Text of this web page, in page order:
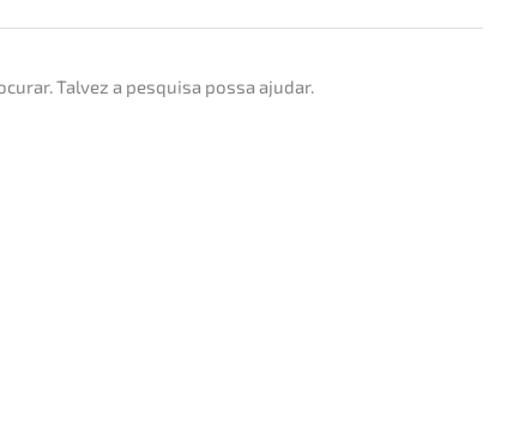
Talvez a pesqui­sa possa ajudar.